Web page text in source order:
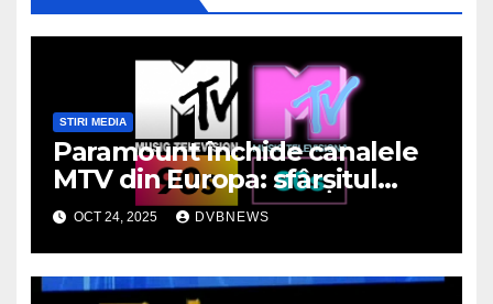
STIRI MEDIA
Paramount închide canalele
MTV din Europa: sfârșitul
unei ere muzicale
OCT 24, 2025 DVBNEWS